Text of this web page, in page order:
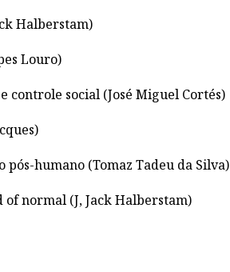
Halberstam)
Louro)
controle social (José Miguel Cortés)
humano (Tomaz Tadeu da Silva)
of normal (J, Jack Halberstam)